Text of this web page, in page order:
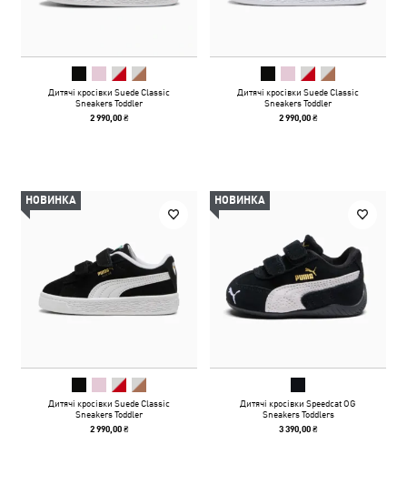
Дитячі кросівки Suede Classic
Sneakers Toddler
2 990,00 ₴
Дитячі кросівки Suede Classic
Sneakers Toddler
2 990,00 ₴
НОВИНКА
Дитячі кросівки Suede Classic
Sneakers Toddler
2 990,00 ₴
НОВИНКА
Дитячі кросівки Speedcat OG
Sneakers Toddlers
3 390,00 ₴